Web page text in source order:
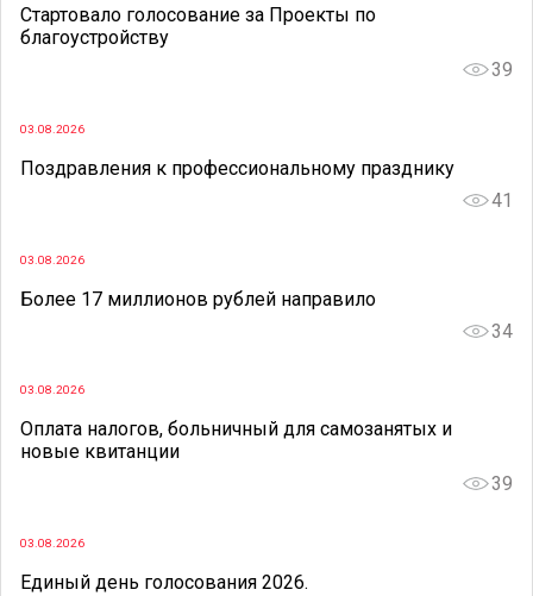
Стартовало голосование за Проекты по
благоустройству
39
03.08.2026
Поздравления к профессиональному празднику
41
03.08.2026
Более 17 миллионов рублей направило
34
03.08.2026
Оплата налогов, больничный для самозанятых и
новые квитанции
39
03.08.2026
Единый день голосования 2026.